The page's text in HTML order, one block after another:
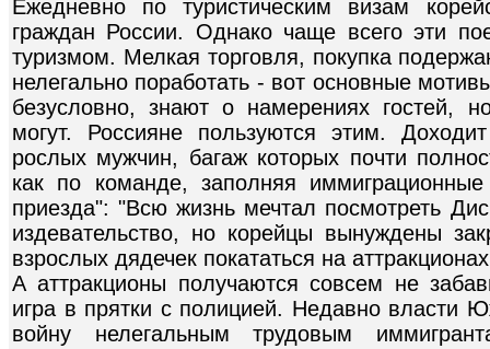
Ежедневно по туристическим визам
граждан России. Однако чаще всего эти
туризмом. Мелкая торговля, покупка
нелегально поработать - вот основные
безусловно, знают о намерениях гостей,
могут. Россияне пользуются этим.
рослых мужчин, багаж которых почти
как по команде, заполняя
приезда": "Всю жизнь мечтал посмотреть
издевательство, но корейцы вынуждены
взрослых дядечек покататься на
А аттракционы получаются совсем не
игра в прятки с полицией. Недавно власти
войну нелегальным трудовым